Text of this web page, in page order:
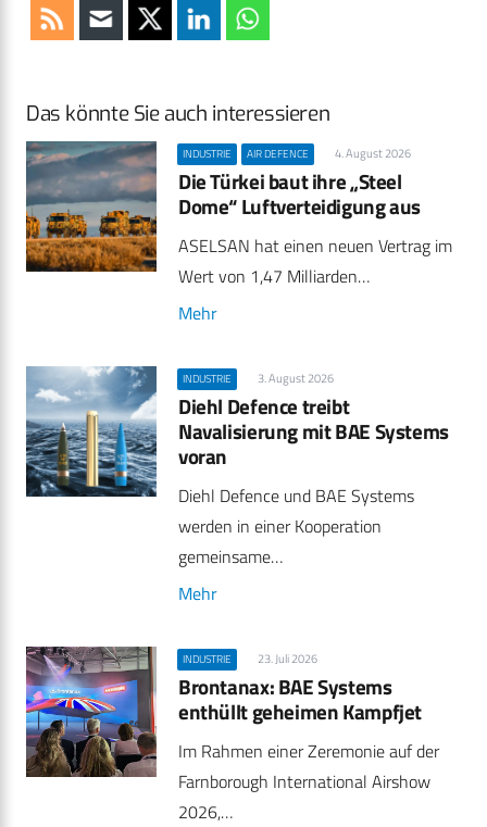
Das könnte Sie auch interessieren
INDUSTRIE AIR DEFENCE 4. August 2026
Die Türkei baut ihre „Steel
Dome“ Luftverteidigung aus
ASELSAN hat einen neuen Vertrag im
Wert von 1,47 Milliarden…
Mehr
INDUSTRIE 3. August 2026
Diehl Defence treibt
Navalisierung mit BAE Systems
voran
Diehl Defence und BAE Systems
werden in einer Kooperation
gemeinsame…
Mehr
INDUSTRIE 23. Juli 2026
Brontanax: BAE Systems
enthüllt geheimen Kampfjet
Im Rahmen einer Zeremonie auf der
Farnborough International Airshow
2026,…